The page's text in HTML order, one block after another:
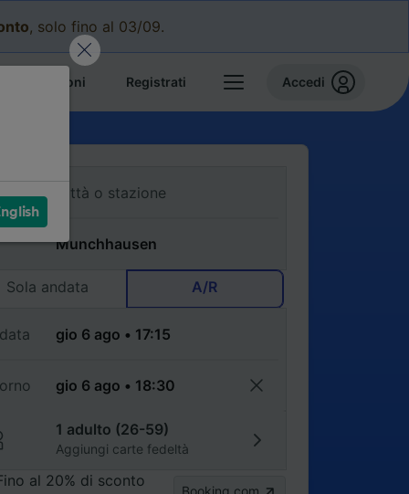
, solo fino al 03/09.
prenotazioni Registrati Accedi
Sola andata A/R
1 adulto (26-59)
Aggiungi carte fedeltà
al 20% di sconto
Booking.com